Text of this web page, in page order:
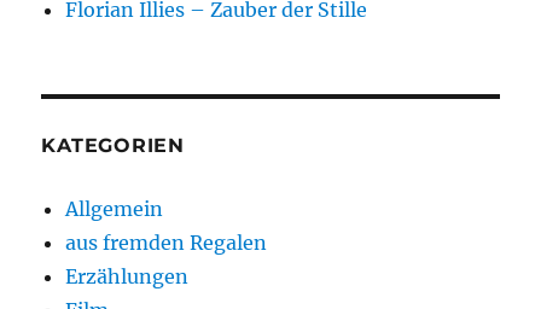
Florian Illies – Zauber der Stille
KATEGORIEN
Allgemein
aus fremden Regalen
Erzählungen